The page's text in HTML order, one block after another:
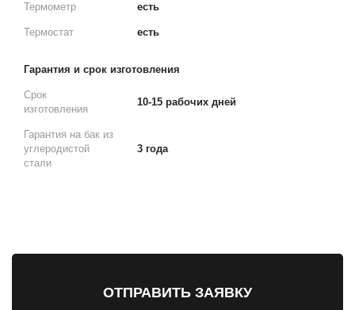
Термометр есть
Термостат есть
Гарантия и срок изготовления
Срок
изготовления
10-15 рабочих дней
Гарантия на бак из
углеродистой
стали
3 года
ОТПРАВИТЬ ЗАЯВКУ